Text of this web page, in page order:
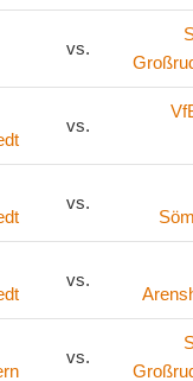
vs.
vs.
vs.
vs.
vs.